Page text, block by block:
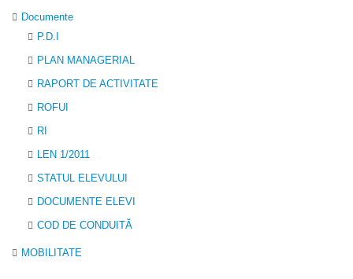
Documente
P.D.I
PLAN MANAGERIAL
RAPORT DE ACTIVITATE
ROFUI
RI
LEN 1/2011
STATUL ELEVULUI
DOCUMENTE ELEVI
COD DE CONDUITĂ
MOBILITATE